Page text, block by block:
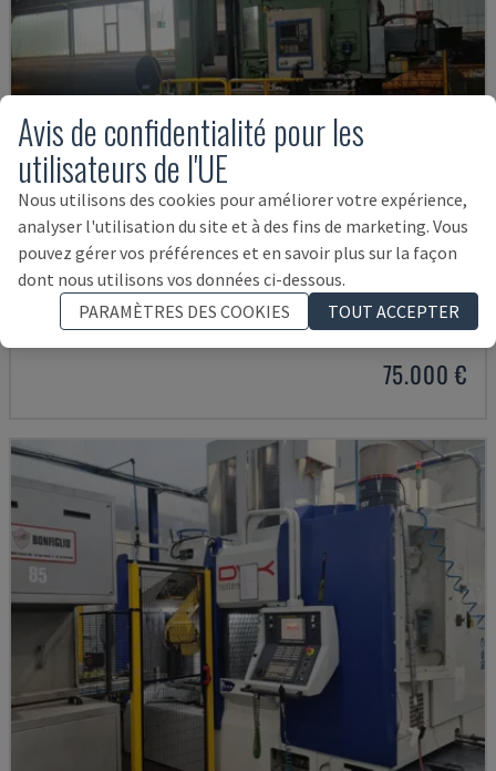
IRD 1600 CNC
IRLE - CENTRE D'USINAGE HORIZONTAL
75.000 €
Avis de confidentialité pour les
utilisateurs de l'UE
Nous utilisons des cookies pour améliorer votre expérience,
analyser l'utilisation du site et à des fins de marketing. Vous
pouvez gérer vos préférences et en savoir plus sur la façon
dont nous utilisons vos données ci-dessous.
PARAMÈTRES DES COOKIES
TOUT ACCEPTER